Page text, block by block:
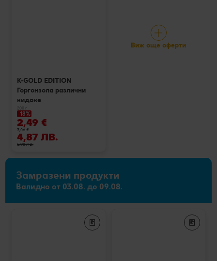
K-GOLD EDITION
Горгонзола различни
видове
200 г
-18%
2,49 €
3,06 €
4,87 ЛВ.
5,98 ЛВ.
Виж още оферти
Замразени продукти
Валидно от 03.08. до 09.08.